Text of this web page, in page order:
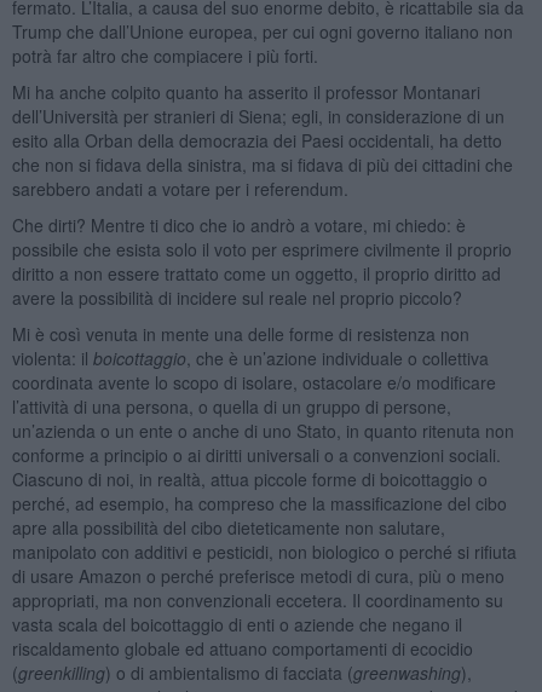
fermato. L’Italia, a causa del suo enorme debito, è ricattabile sia da
Trump che dall’Unione europea, per cui ogni governo italiano non
potrà far altro che compiacere i più forti.
Mi ha anche colpito quanto ha asserito il professor Montanari
dell’Università per stranieri di Siena; egli, in considerazione di un
esito alla Orban della democrazia dei Paesi occidentali, ha detto
che non si fidava della sinistra, ma si fidava di più dei cittadini che
sarebbero andati a votare per i referendum.
Che dirti? Mentre ti dico che io andrò a votare, mi chiedo: è
possibile che esista solo il voto per esprimere civilmente il proprio
diritto a non essere trattato come un oggetto, il proprio diritto ad
avere la possibilità di incidere sul reale nel proprio piccolo?
Mi è così venuta in mente una delle forme di resistenza non
violenta: il boicottaggio , che è un’azione individuale o collettiva
coordinata avente lo scopo di isolare, ostacolare e/o modificare
l’attività di una persona, o quella di un gruppo di persone,
un’azienda o un ente o anche di uno Stato, in quanto ritenuta non
conforme a principio o ai diritti universali o a convenzioni sociali.
Ciascuno di noi, in realtà, attua piccole forme di boicottaggio o
perché, ad esempio, ha compreso che la massificazione del cibo
apre alla possibilità del cibo dieteticamente non salutare,
manipolato con additivi e pesticidi, non biologico o perché si rifiuta
di usare Amazon o perché preferisce metodi di cura, più o meno
appropriati, ma non convenzionali eccetera. Il coordinamento su
vasta scala del boicottaggio di enti o aziende che negano il
riscaldamento globale ed attuano comportamenti di ecocidio
(greenkilling) o di ambientalismo di facciata (greenwashing),